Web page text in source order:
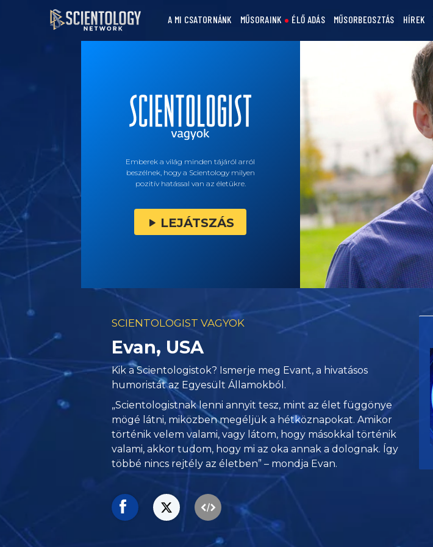
A MI CSATORNÁNK MŰSORAINK ÉLŐ ADÁS MŰSORBEOSZTÁS HÍREK
Emberek a világ minden tájáról arról
beszélnek, hogy a Scientology milyen
pozitív hatással van az életükre.
LEJÁTSZÁS
SCIENTOLOGIST VAGYOK
Evan, USA
Kik a Scientologistok? Ismerje meg Evant, a hivatásos
humoristát az Egyesült Államokból.
„Scientologistnak lenni annyit tesz, mint az élet függönye
mögé látni, miközben megéljük a hétköznapokat. Amikor
történik velem valami, vagy látom, hogy másokkal történik
valami, akkor tudom, hogy mi az oka annak a dolognak. Így
többé nincs rejtély az életben” – mondja Evan.